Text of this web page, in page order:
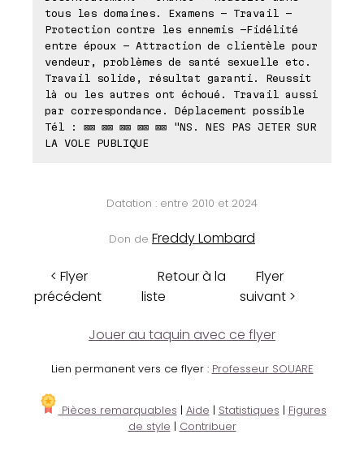
tous les domaines. Examens - Travail -
Protection contre les ennemis -Fidélité
entre époux - Attraction de clientèle pour
vendeur, problèmes de santé sexuelle etc.
Travail solide, résultat garanti. Reussit
là ou les autres ont échoué. Travail aussi
par correspondance. Déplacement possible
Tél : ⊠⊠ ⊠⊠ ⊠⊠ ⊠⊠ ⊠⊠ "NS. NES PAS JETER SUR
LA VOLE PUBLIQUE
Datation : entre 2010 et 2024
Don de Freddy Lombard
< Flyer
précédent
Retour à la
liste
Flyer
suivant >
Jouer au taquin avec ce flyer
Lien permanent vers ce flyer : Professeur SOUARE
Pièces remarquables | Aide | Statistiques | Figures
de style | Contribuer